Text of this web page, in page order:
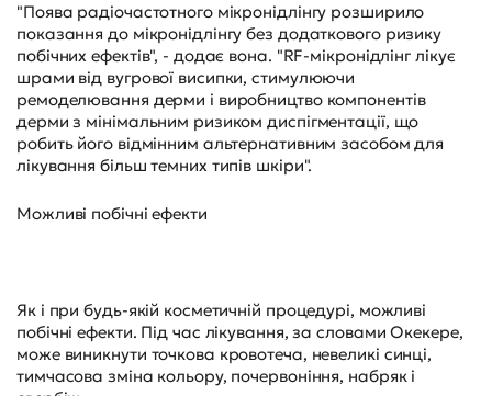
"Поява радіочастотного мікронідлінгу розширило
показання до мікронідлінгу без додаткового ризику
побічних ефектів", - додає вона. "RF-мікронідлінг лікує
шрами від вугрової висипки, стимулюючи
ремоделювання дерми і виробництво компонентів
дерми з мінімальним ризиком диспігментації, що
робить його відмінним альтернативним засобом для
лікування більш темних типів шкіри".
Можливі побічні ефекти
Як і при будь-якій косметичній процедурі, можливі
побічні ефекти. Під час лікування, за словами Окекере,
може виникнути точкова кровотеча, невеликі синці,
тимчасова зміна кольору, почервоніння, набряк і